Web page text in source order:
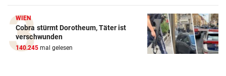
WIEN
Cobra stürmt Dorotheum, Täter ist
verschwunden
140.245 mal gelesen
ZUM VERGLEICH
Crosstrainer Vergleich
ZUM VERGLEICH